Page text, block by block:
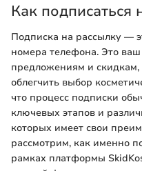
Как подписаться
Подписка на рассылку —
номера телефона. Это
предложениям и скидкам,
облегчить выбор
что процесс подписки
ключевых этапов и
которых имеет свои
рассмотрим, как именно
рамках платформы